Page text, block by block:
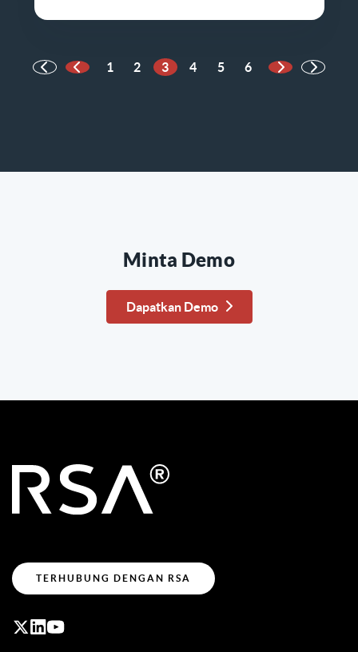
Halaman Sebelumnya
1 2 3 4 5 6
Halaman
Minta Demo
Dapatkan Demo
TERHUBUNG DENGAN RSA